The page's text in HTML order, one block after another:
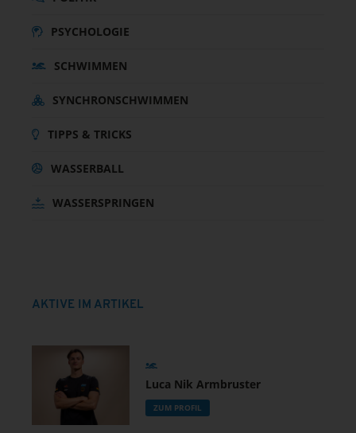
PSYCHOLOGIE
SCHWIMMEN
SYNCHRONSCHWIMMEN
TIPPS & TRICKS
WASSERBALL
WASSERSPRINGEN
AKTIVE IM ARTIKEL
Luca Nik Armbruster
ZUM PROFIL